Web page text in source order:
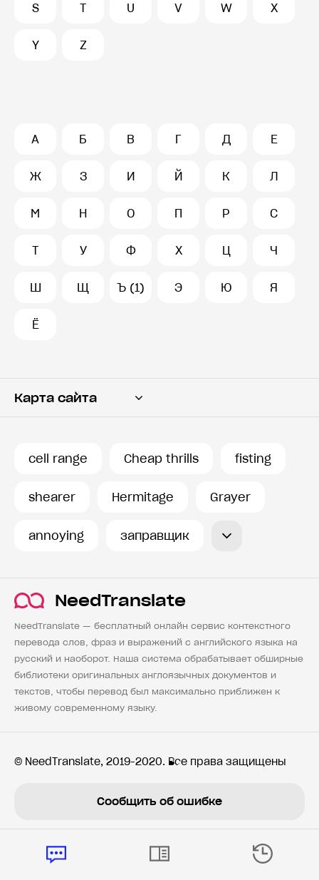
S T U V W X
Y Z
А Б В Г Д Е
Ж З И Й К Л
М Н О П Р С
Т У Ф Х Ц Ч
Ш Щ Ъ (1) Э Ю Я
Ё
Карта сайта
История запросов
cell range Cheap thrills fisting
shearer Hermitage Grayer
annoying заправщик
NeedTranslate
NeedTranslate — бесплатный онлайн сервис контекстного
перевода слов, фраз и выражений с английского языка на
русский и наоборот. Наша система обрабатывает обширные
библиотеки оригинальных англоязычных документов и
текстов, чтобы перевод был максимально приближен к
живому современному языку.
© NeedTranslate, 2019-2020. Все права защищены
Сообщить об ошибке